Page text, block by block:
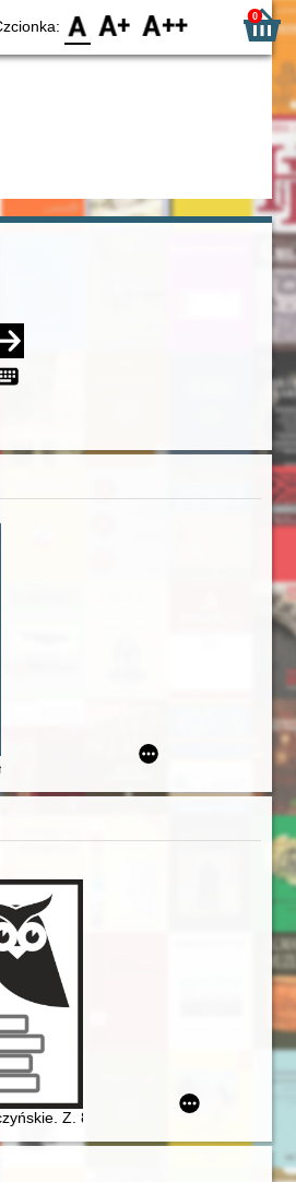
F0 F1 F2 0
mieszczaństwa w 2. poł. XIX w
synów szlacheckich w XVI-wiecznej
w 1981 r
źródła historyczne ukazujące
Z. 8